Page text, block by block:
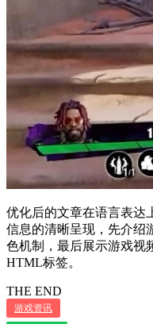
优化后的文章在语言表达
信息的清晰呈现，先介绍
色机制，最后展示游戏视
HTML标签。
THE END
游戏资讯